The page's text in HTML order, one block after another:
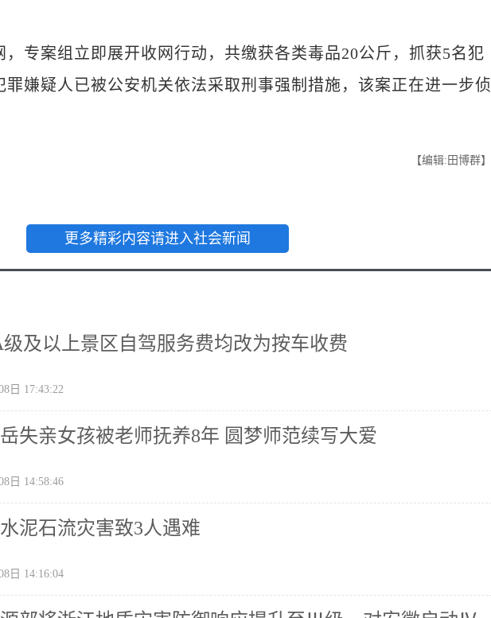
案组立即展开收网行动，共缴获各类毒品20公斤，抓获5名犯
罪嫌疑人已被公安机关依法采取刑事强制措施，该案正在进一步侦
【编辑:田博群】
更多精彩内容请进入社会新闻
及以上景区自驾服务费均改为按车收费
日 17:43:22
失亲女孩被老师抚养8年 圆梦师范续写大爱
日 14:58:46
泥石流灾害致3人遇难
日 14:16:04